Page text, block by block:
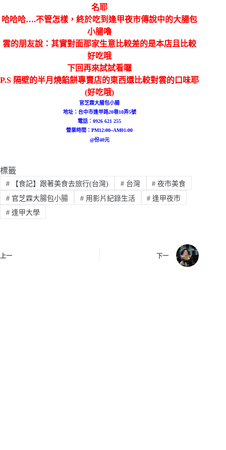
名耶
哈哈哈….不管怎樣，終於吃到逢甲夜市傳說中的大腸包
小腸嚕
雲的朋友說：其實對面那家生意比較差的是本店且比較
好吃哦
下回再來試試看囉
P.S 隔壁的半月燒餡餅專賣店的東西還比較對雲的口味耶
(好吃哦)
官芝霖大腸包小腸
地址：台中市逢甲路20巷10弄5號
電話：0926 621 255
營業時間：PM12:00~AM01:00
@份40元
標籤
#【食記】跟著美食去旅行(台灣) #台灣 # 夜市美食
#官芝霖大腸包小腸 #用影片紀錄生活 # 逢甲夜市
#逢甲大學
上一 下一